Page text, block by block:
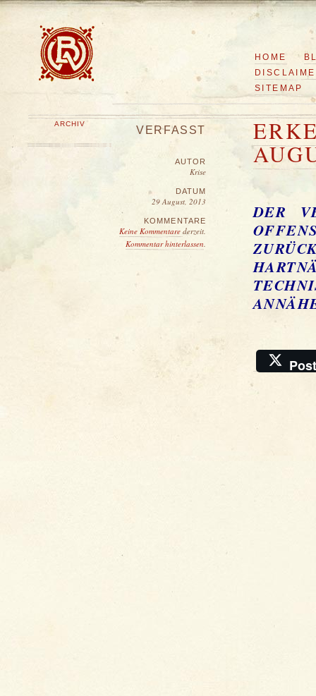
HOME
SITEMAP
ARCHIV
VERFASST
AUTOR
Krise
DATUM
29 August, 2013
KOMMENTARE
Keine Kommentare derzeit.
Kommentar hinterlassen.
DER
Post